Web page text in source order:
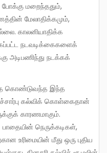
மேலாதிக்கமும்,
காலனியாதிக்க
நடவடிக்கைகளைக்
அடிபணிந்து நடக்கக்
கல்விக் கொள்கைதான்
காரணமாகும்.
பாதையின் நெருக்கடிகள்,
உரிமையின் மீது ஒரு புதிய